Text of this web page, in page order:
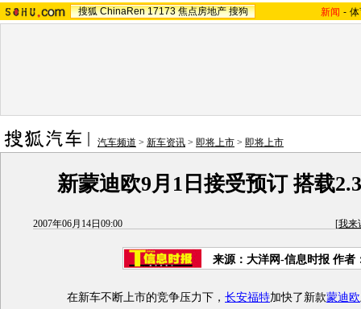
搜狐 ChinaRen 17173 焦点房地产 搜狗 新闻 -
汽车频道 > 新车资讯 > 即将上市 > 即将上市
新蒙迪欧9月1日接受预订 搭载
2007年06月14日09:00 [我来
来源：大洋网-信息时报 作者
在新车不断上市的竞争压力下， 长安福特加快了新款蒙迪欧